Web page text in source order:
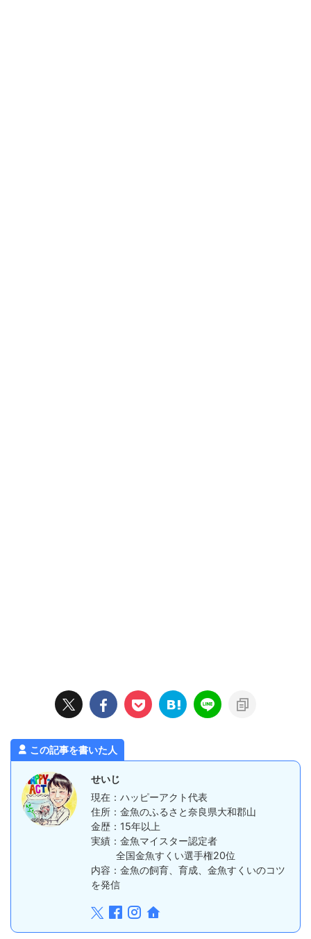
この記事を書いた人
せいじ
現在：ハッピーアクト代表
住所：金魚のふるさと奈良県大和郡山
金歴：15年以上
実績：金魚マイスター認定者
全国金魚すくい選手権20位
内容：金魚の飼育、育成、金魚すくいのコツ
を発信